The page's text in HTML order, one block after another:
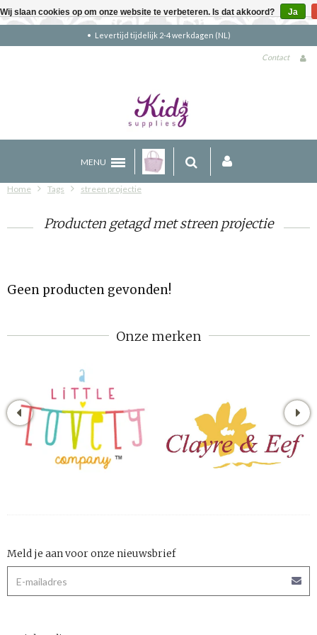
Levertijd tijdelijk 2-4 werkdagen (NL)
Contact
MENU
Home Tags streen projectie
Producten getagd met streen projectie
Geen producten gevonden!
Onze merken
Meld je aan voor onze nieuwsbrief
Wij slaan cookies op om onze website te verbeteren. Is dat akkoord? Ja